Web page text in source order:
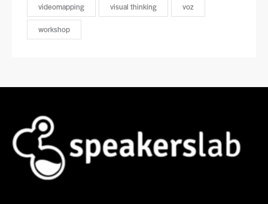
videomapping visual thinking voz
workshop